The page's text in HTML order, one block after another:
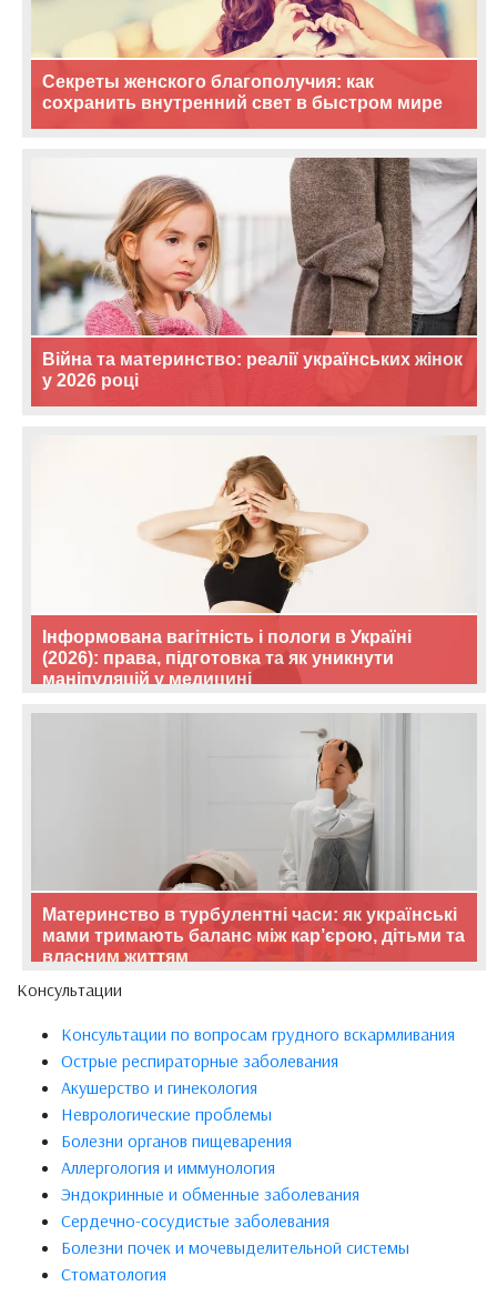
Секреты женского благополучия: как
сохранить внутренний свет в быстром мире
Війна та материнство: реалії українських жінок
у 2026 році
Інформована вагітність і пологи в Україні
(2026): права, підготовка та як уникнути
маніпуляцій у медицині
Материнство в турбулентні часи: як українські
мами тримають баланс між кар’єрою, дітьми та
власним життям
Консультации
Консультации по вопросам грудного вскармливания
Острые респираторные заболевания
Акушерство и гинекология
Неврологические проблемы
Болезни органов пищеварения
Аллергология и иммунология
Эндокринные и обменные заболевания
Сердечно-сосудистые заболевания
Болезни почек и мочевыделительной системы
Стоматология